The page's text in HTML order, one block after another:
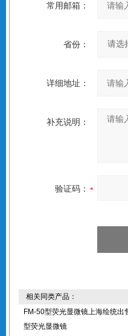
常用邮箱：
省份：
详细地址：
补充说明：
验证码：
相关同类产品：
FM-50型荧光显微镜上海绘统出
型荧光显微镜